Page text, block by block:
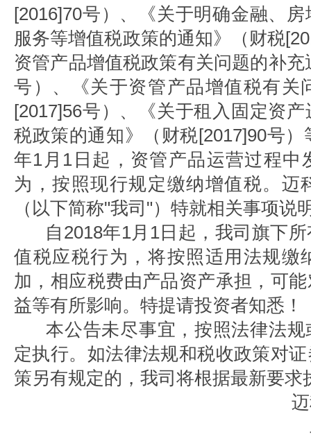
[2016]70号）、《关于明确金融、
服务等增值税政策的通知》（财税
资管产品增值税政策有关问题的补
号）、《关于资管产品增值税有关
[2017]56号）、《关于租入固定资
税政策的通知》（财税[2017]90号
年1月1日起，资管产品运营过程中
为，按照现行规定缴纳增值税。迈
（以下简称"我司"）特就相关事项说
自2018年1月1日起，我司旗下所
值税应税行为，将按照适用法规缴
加，相应税费由产品资产承担，可
益等有所影响。特提请投资者知悉！
本公告未尽事宜，按照法律法规
定执行。如法律法规和税收政策对
策另有规定的，我司将根据最新要求